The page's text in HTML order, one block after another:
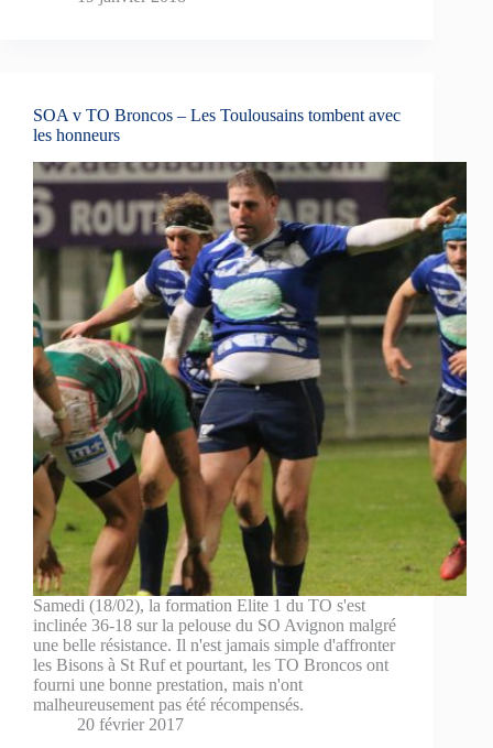
SOA v TO Broncos – Les Toulousains tombent avec
les honneurs
Samedi (18/02), la formation Elite 1 du TO s'est
inclinée 36-18 sur la pelouse du SO Avignon malgré
une belle résistance. Il n'est jamais simple d'affronter
les Bisons à St Ruf et pourtant, les TO Broncos ont
fourni une bonne prestation, mais n'ont
malheureusement pas été récompensés.
20 février 2017